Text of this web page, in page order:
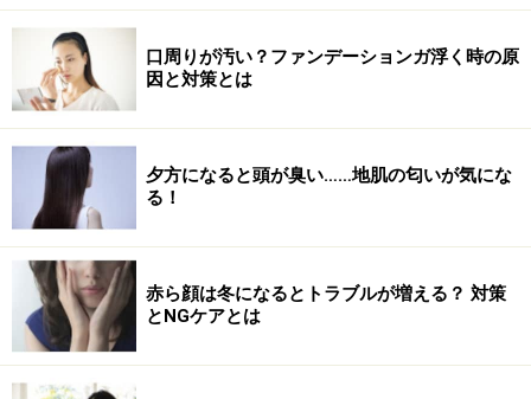
口周りが汚い？ファンデーションガ浮く時の原
因と対策とは
夕方になると頭が臭い……地肌の匂いが気にな
る！
赤ら顔は冬になるとトラブルが増える？ 対策
とNGケアとは